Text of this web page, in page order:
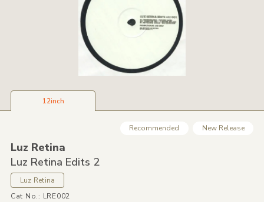
12inch
Recommended New Release
Luz Retina
Luz Retina Edits 2
Luz Retina
Cat No.: LRE002